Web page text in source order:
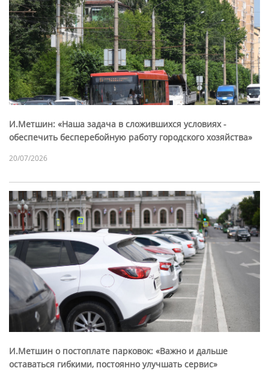
И.Метшин: «Наша задача в сложившихся условиях -
обеспечить бесперебойную работу городского хозяйства»
20/07/2026
И.Метшин о постоплате парковок: «Важно и дальше
оставаться гибкими, постоянно улучшать сервис»